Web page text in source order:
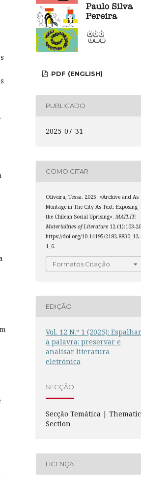
PDF (ENGLISH)
PUBLICADO
2025-07-31
COMO CITAR
Oliveira, Tessa. 2025. «Archive and As
Montage in The City As Text: Exposing
the Chilean Social Uprising».MATLIT:
Materialities of Literature 12 (1):103-
https://doi.org/10.14195/2182-8830_12-
1_6.
Formatos Citação
EDIÇÃO
Vol. 12 N.º 1 (2025):
a palavra: preservar e
analisar literatura
eletrónica
SECÇÃO
Secção Temática | Thematic
Section
LICENÇA